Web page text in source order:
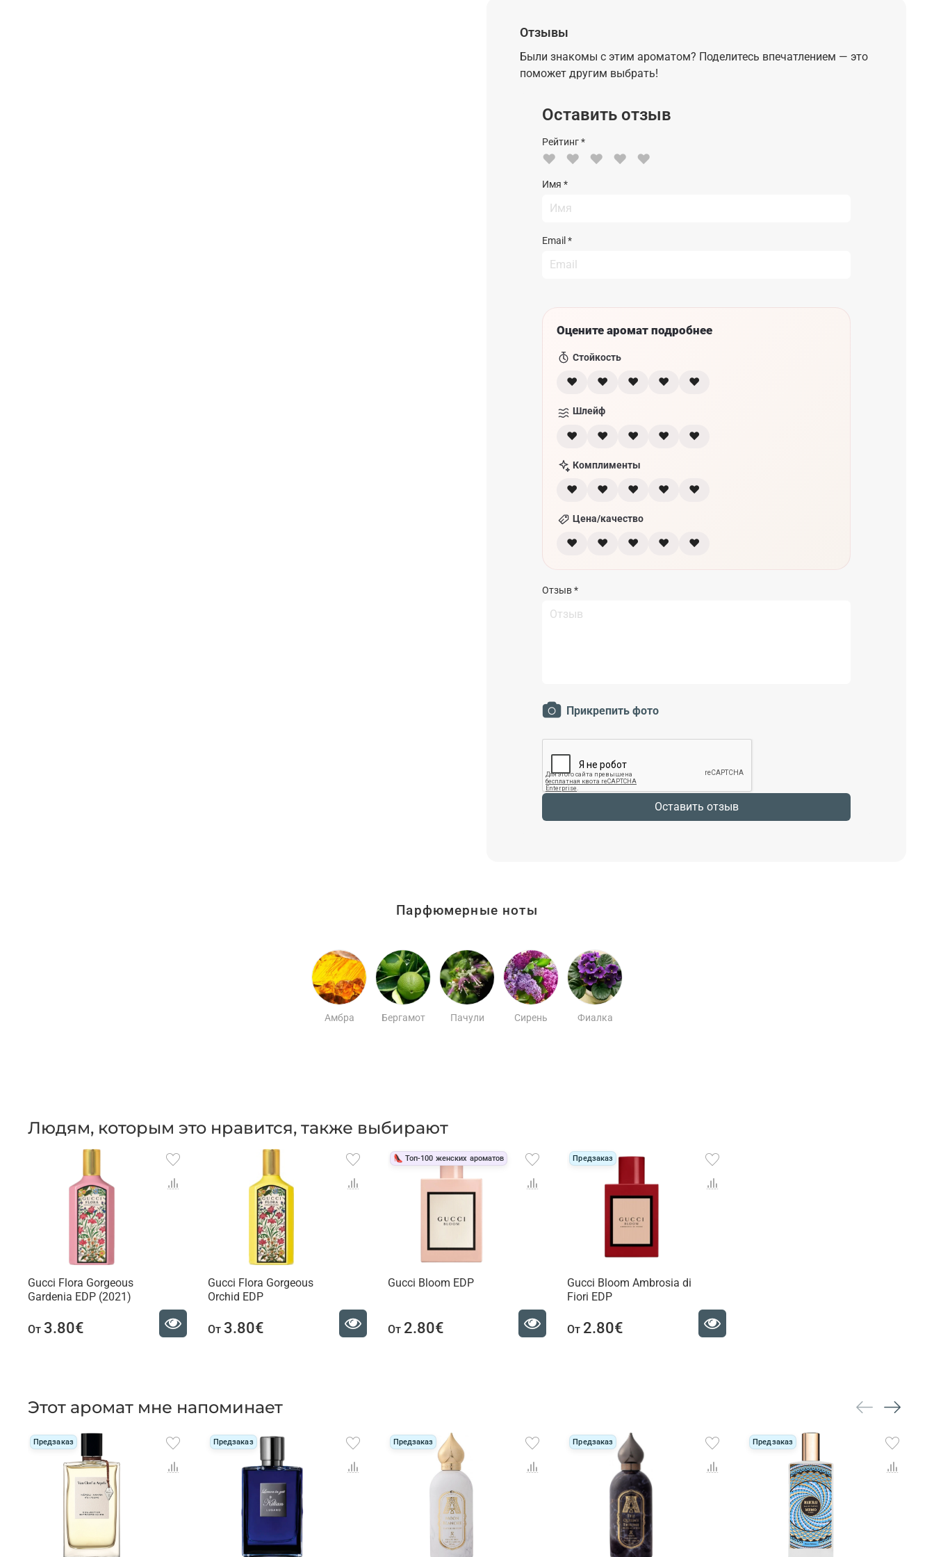
Отзывы
Были знакомы с этим ароматом? Поделитесь впечатлением — это
поможет другим выбрать!
Оставить отзыв
Рейтинг*
♥
♥
♥
♥
♥
Имя *
Email *
Оцените аромат подробнее
Стойкость
♥ ♥ ♥ ♥ ♥
Шлейф
♥ ♥ ♥ ♥ ♥
Комплименты
♥ ♥ ♥ ♥ ♥
Цена/качество
♥ ♥ ♥ ♥ ♥
Отзыв*
Прикрепить фото
Оставить отзыв
Парфюмерные ноты
Амбра Бергамот Пачули Сирень Фиалка
Людям, которым это нравится, также выбирают
Gucci Flora Gorgeous
Gardenia EDP (2021)
От 3.80€
Gucci Flora Gorgeous
Orchid EDP
От 3.80€
👠 Топ-100 женских ароматов
Gucci Bloom EDP
От 2.80€
Предзаказ
Gucci Bloom Ambrosia di
Fiori EDP
От 2.80€
Этот аромат мне напоминает
Предзаказ Предзаказ Предзаказ Предзаказ Предзаказ